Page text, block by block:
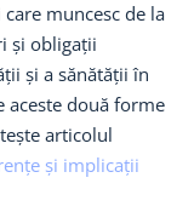
muncesc de la
și obligații
și a sănătății în
aceste două forme
articolul
și implicații